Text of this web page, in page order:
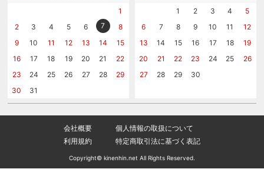
1
2
3 4 5 6 7
8
9
10 11 12 13 14
15
16
17 18 19 20 21
22
23
24 25 26 27 28
29
30
31
1
2 3 4
5
6
7 8 9 10 11
12
13
14 15 16 17 18
19
20
21 22 23 24 25
26
27
28 29 30
会社概要
個人情報の取扱について
利用規約
特定商取引法に基づく表記
Copyright© kinenhin.net All Rights Reserved.